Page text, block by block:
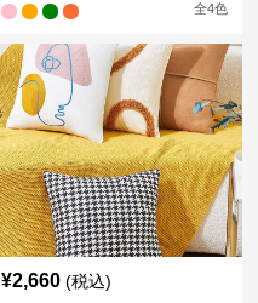
全4色
¥2,660 (税込)